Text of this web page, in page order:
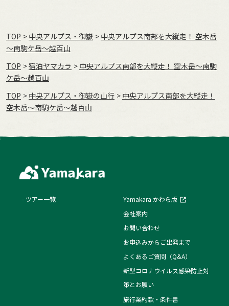
TOP 中央アルプス・御嶽
中央アルプス南部を大縦走！ 空木岳
～南駒ケ岳～越百山
TOP
宿泊ヤマカラ
中央アルプス南部を大縦走！ 空木岳～南駒
ケ岳～越百山
TOP
中央アルプス・御嶽の山行
中央アルプス南部を大縦走！
空木岳～南駒ケ岳～越百山
ツアー一覧
Yamakara かわら版
会社案内
お問い合わせ
お申込みからご出発まで
よくあるご質問（Q&A）
新型コロナウイルス感染防止対
策とお願い
旅行業約款・条件書